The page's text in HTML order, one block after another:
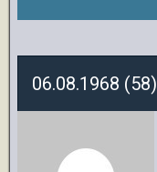
06.08.1968 (58)